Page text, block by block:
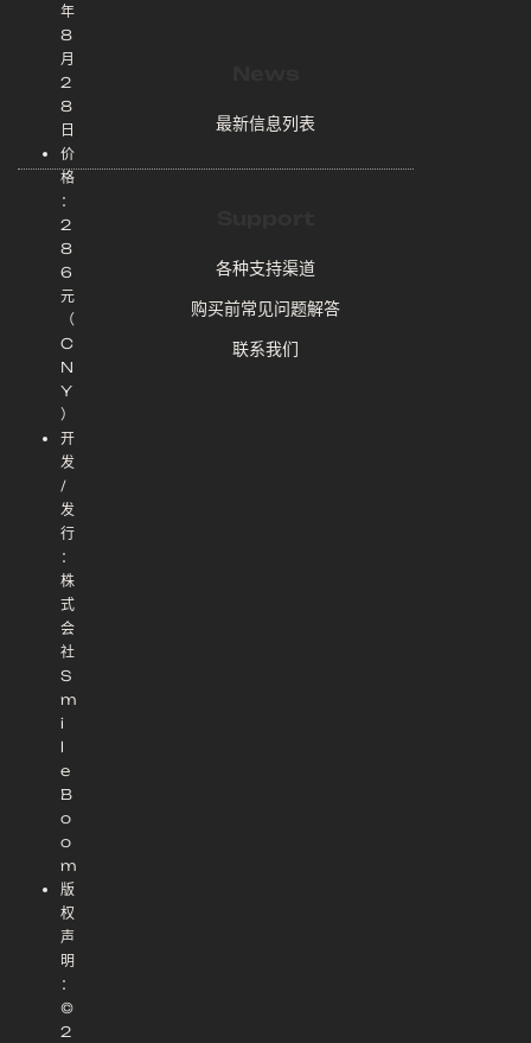
年
8
月
2
8
日
价
格
：
2
8
6
元
（
C
N
Y
）
开
发
/
发
行
：
株
式
会
社
S
m
i
l
e
B
o
o
m
版
权
声
明
：
©
2
最新信息列表
各种支持渠道
购买前常见问题解答
联系我们